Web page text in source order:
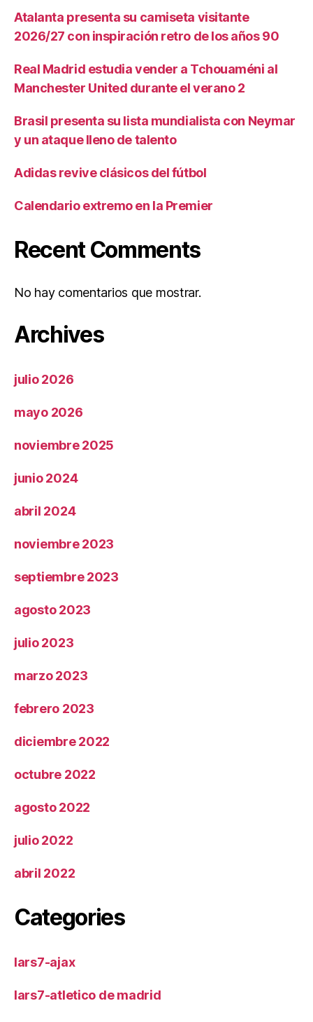
Atalanta presenta su camiseta visitante
2026/27 con inspiración retro de los años 90
Real Madrid estudia vender a Tchouaméni al
Manchester United durante el verano 2
Brasil presenta su lista mundialista con Neymar
y un ataque lleno de talento
Adidas revive clásicos del fútbol
Calendario extremo en la Premier
Recent Comments
No hay comentarios que mostrar.
Archives
julio 2026
mayo 2026
noviembre 2025
junio 2024
abril 2024
noviembre 2023
septiembre 2023
agosto 2023
julio 2023
marzo 2023
febrero 2023
diciembre 2022
octubre 2022
agosto 2022
julio 2022
abril 2022
Categories
lars7-ajax
lars7-atletico de madrid